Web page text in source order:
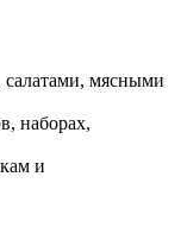
салатами, мясными
наборах,
и